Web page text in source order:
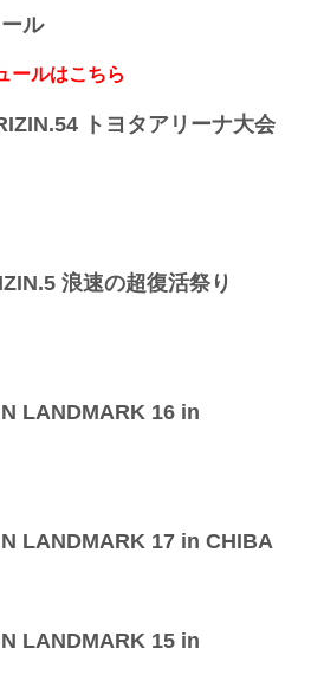
時
開始（予定）
FFオフィシャルサイトにてご案内
TRIGGER 3rd & 湘南美容クリニック
大会概要
南美容クリニック presents RIZIN.35
了予定時間
ル
ールはこちら
トヨタアリーナ大会
浪速の超復活祭り
LANDMARK 16 in
LANDMARK 17 in CHIBA
LANDMARK 15 in